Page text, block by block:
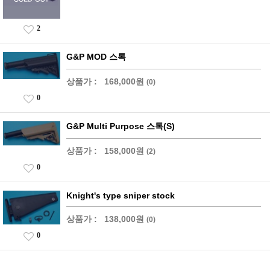
2
G&P MOD 스톡
상품가 : 168,000원 (0)
0
G&P Multi Purpose 스톡(S)
상품가 : 158,000원 (2)
0
Knight's type sniper stock
상품가 : 138,000원 (0)
0